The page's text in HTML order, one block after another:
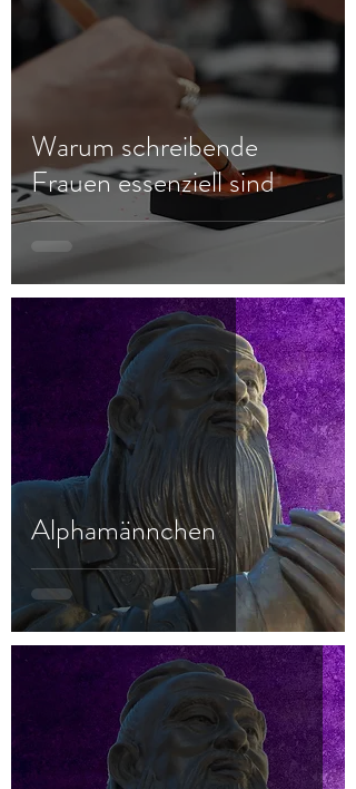
Warum schreibende
Frauen essenziell sind
Alphamännchen